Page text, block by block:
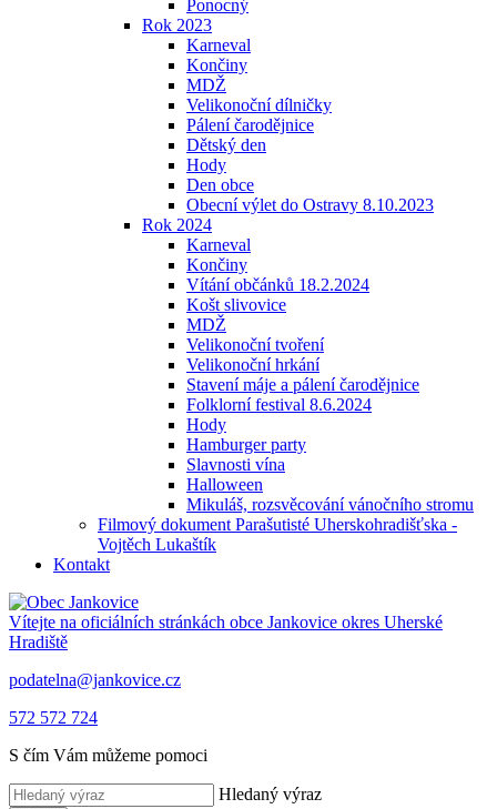
Ponocný
Rok 2023
Karneval
Končiny
MDŽ
Velikonoční dílničky
Pálení čarodějnice
Dětský den
Hody
Den obce
Obecní výlet do Ostravy 8.10.2023
Rok 2024
Karneval
Končiny
Vítání občánků 18.2.2024
Košt slivovice
MDŽ
Velikonoční tvoření
Velikonoční hrkání
Stavení máje a pálení čarodějnice
Folklorní festival 8.6.2024
Hody
Hamburger party
Slavnosti vína
Halloween
Mikuláš, rozsvěcování vánočního stromu
Filmový dokument Parašutisté Uherskohradišťska -
Vojtěch Lukaštík
Kontakt
Vítejte na oficiálních stránkách obce Jankovice okres Uherské
Hradiště
podatelna@jankovice.cz
572 572 724
S čím Vám můžeme pomoci
Hledaný výraz